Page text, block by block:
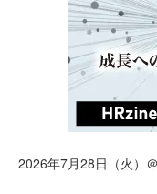
2026年7月28日（火）